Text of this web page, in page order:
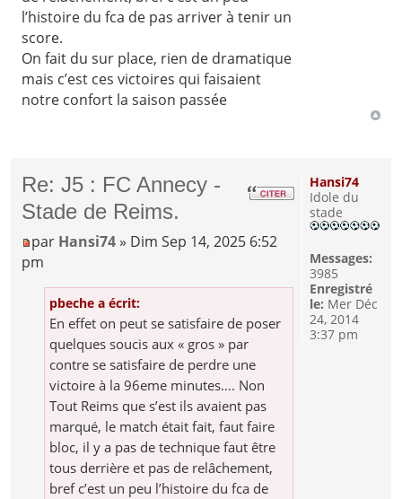
l’histoire du fca de pas arriver à tenir un
score.
On fait du sur place, rien de dramatique
mais c’est ces victoires qui faisaient
notre confort la saison passée
Re: J5 : FC Annecy -
Stade de Reims.
par Hansi74 » Dim Sep 14, 2025 6:52
pm
pbeche a écrit:
En effet on peut se satisfaire de poser
quelques soucis aux « gros » par
contre se satisfaire de perdre une
victoire à la 96eme minutes…. Non
Tout Reims que s’est ils avaient pas
marqué, le match était fait, faut faire
bloc, il y a pas de technique faut être
tous derrière et pas de relâchement,
bref c’est un peu l’histoire du fca de
Hansi74
Idole du
stade
Messages:
3985
Enregistré
le: Mer Déc
24, 2014
3:37 pm